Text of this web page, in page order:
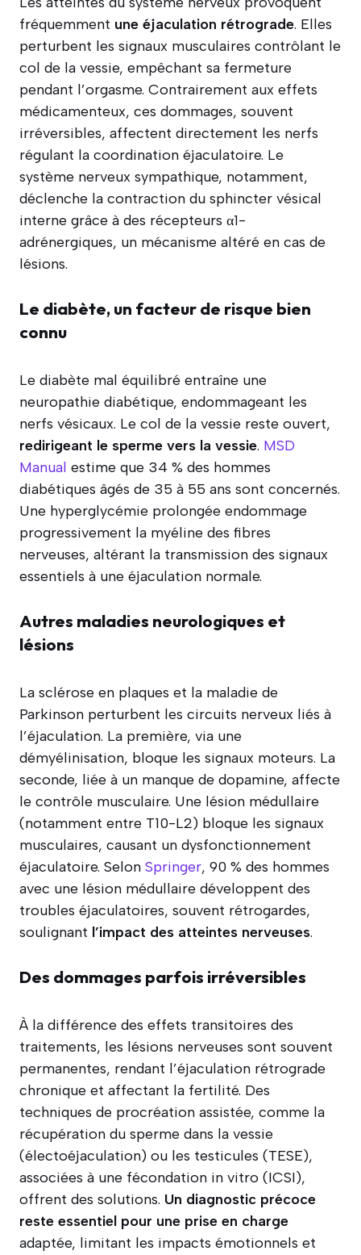
fréquemment une éjaculation rétrograde. Elles
perturbent les signaux musculaires contrôlant le
col de la vessie, empêchant sa fermeture
pendant l’orgasme. Contrairement aux effets
médicamenteux, ces dommages, souvent
irréversibles, affectent directement les nerfs
régulant la coordination éjaculatoire. Le
système nerveux sympathique, notamment,
déclenche la contraction du sphincter vésical
interne grâce à des récepteurs α1-
adrénergiques, un mécanisme altéré en cas de
lésions.
Le diabète, un facteur de risque bien
connu
Le diabète mal équilibré entraîne une
neuropathie diabétique, endommageant les
nerfs vésicaux. Le col de la vessie reste ouvert,
redirigeant le sperme vers la vessie. MSD
Manual estime que 34 % des hommes
diabétiques âgés de 35 à 55 ans sont concernés.
Une hyperglycémie prolongée endommage
progressivement la myéline des fibres
nerveuses, altérant la transmission des signaux
essentiels à une éjaculation normale.
Autres maladies neurologiques et
lésions
La sclérose en plaques et la maladie de
Parkinson perturbent les circuits nerveux liés à
l’éjaculation. La première, via une
démyélinisation, bloque les signaux moteurs. La
seconde, liée à un manque de dopamine, affecte
le contrôle musculaire. Une lésion médullaire
(notamment entre T10-L2) bloque les signaux
musculaires, causant un dysfonctionnement
éjaculatoire. Selon Springer, 90 % des hommes
avec une lésion médullaire développent des
troubles éjaculatoires, souvent rétrogardes,
soulignant l’impact des atteintes nerveuses.
Des dommages parfois irréversibles
À la différence des effets transitoires des
traitements, les lésions nerveuses sont souvent
permanentes, rendant l’éjaculation rétrograde
chronique et affectant la fertilité. Des
techniques de procréation assistée, comme la
récupération du sperme dans la vessie
(électoéjaculation) ou les testicules (TESE),
associées à une fécondation in vitro (ICSI),
offrent des solutions. Un diagnostic précoce
reste essentiel pour une prise en charge
adaptée, limitant les impacts émotionnels et